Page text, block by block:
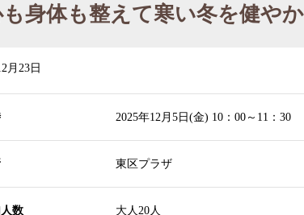
身体も整えて寒い冬を健や
月23日
2025年12月5日(金) 10：00～11：30
東区プラザ
数 大人20人